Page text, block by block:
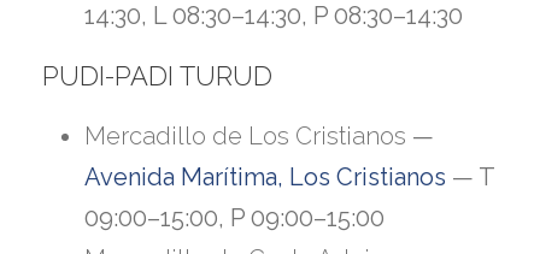
14:30, L 08:30–14:30, P 08:30–14:30
PUDI-PADI TURUD
Mercadillo de Los Cristianos —
Avenida Marítima, Los Cristianos — T
09:00–15:00, P 09:00–15:00